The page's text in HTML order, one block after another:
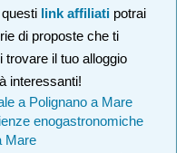
link affiliati potrai
di proposte che ti
trovare il tuo alloggio
interessanti!
a Polignano a Mare
enogastronomiche
Mare